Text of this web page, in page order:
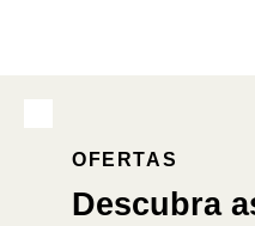
OFERTAS
Descubra